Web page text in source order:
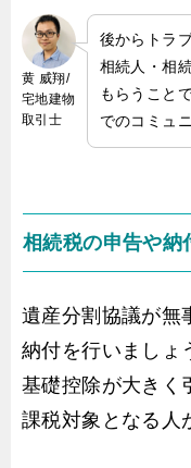
黄 威翔/
宅地建物
取引士
後からトラ
相続人・相
もらうこと
でのコミュ
相続税の申告や納
遺産分割協議が無
納付を行いましょ
基礎控除が大きく
課税対象となる人